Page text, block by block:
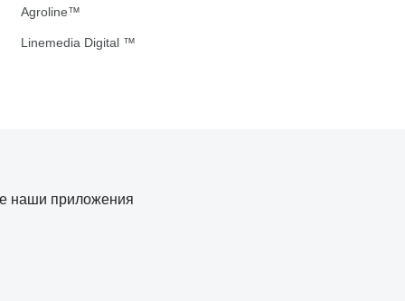
Agroline™
Linemedia Digital ™
наши приложения